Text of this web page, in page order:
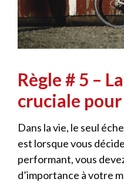
Règle # 5 –
cruciale
Dans la vie, le seul
est lorsque vous
performant, vous
d’importance à votre